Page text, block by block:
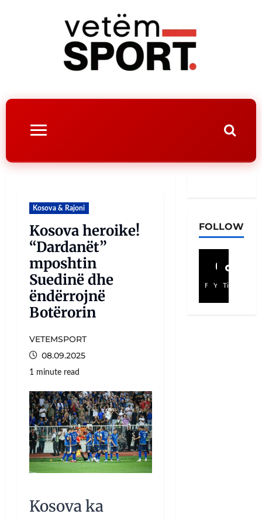
Kosova & Rajoni
Kosova heroike!
“Dardanët”
mposhtin
Suedinë dhe
ëndërrojnë
Botërorin
VETEMSPORT
08.09.2025
1 minute read
Kosova ka
FOLLOW
Facebook
YouTube
TikTok